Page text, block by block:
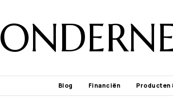
Blog Financiën Producten